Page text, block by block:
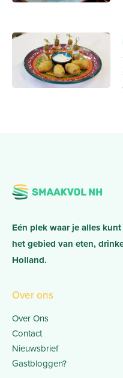
Eén plek waar je alles
het gebied van eten,
Holland.
Over ons
Over Ons
Contact
Nieuwsbrief
Gastbloggen?